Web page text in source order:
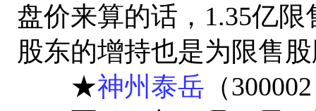
盘价来算的话，1.35亿
股东的增持也是为限售
★神州泰岳 （